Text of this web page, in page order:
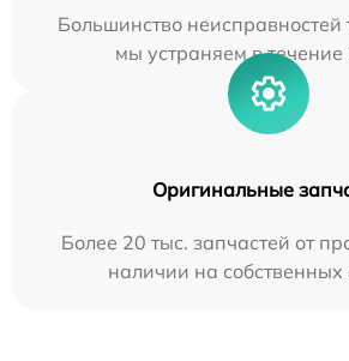
Большинство неисправностей
мы устраняем в течение
Оригинальные
Более 20 тыс. запчастей от
наличии на собственных